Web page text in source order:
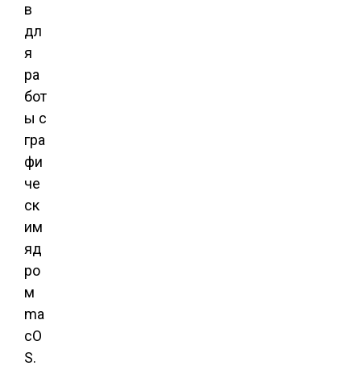
в
дл
я
ра
бот
ы с
гра
фи
че
ск
им
яд
ро
м
ma
cO
S.